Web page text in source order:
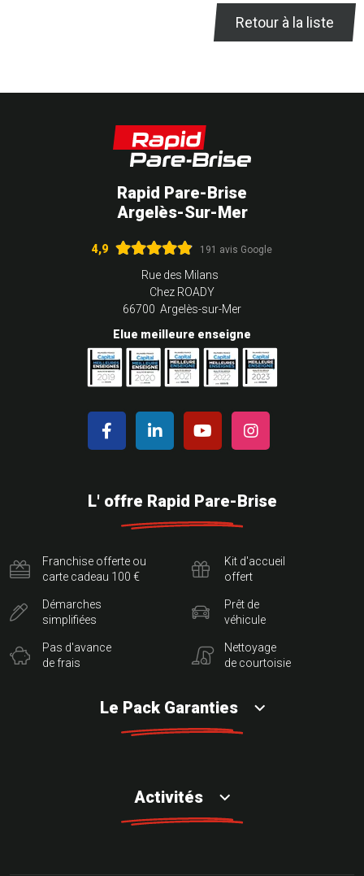
Retour à la liste
Rapid Pare-Brise
Argelès-Sur-Mer
4,9 191 avis Google
Rue des Milans
Chez ROADY
66700 Argelès-sur-Mer
Elue meilleure enseigne
L' offre Rapid Pare-Brise
Franchise offerte ou
carte cadeau 100 €
Démarches
simplifiées
Pas d'avance
de frais
Kit d'accueil
offert
Prêt de
véhicule
Nettoyage
de courtoisie
Le Pack Garanties
Activités